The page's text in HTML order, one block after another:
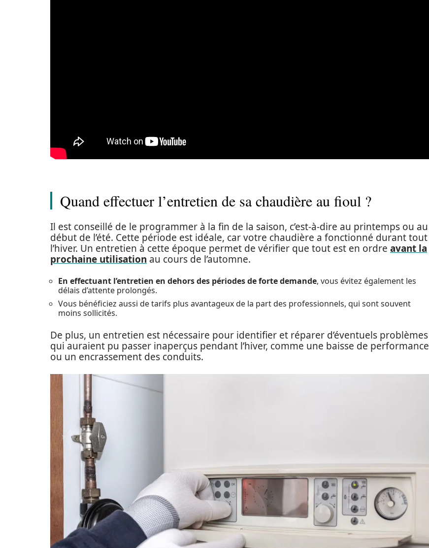
Quand effectuer l’entretien de sa chaudière au fioul ?
Il est conseillé de le programmer à la fin de la saison, c’est-à-dire au printemps ou au
début de l’été. Cette période est idéale, car votre chaudière a fonctionné durant tout
l’hiver. Un entretien à cette époque permet de vérifier que tout est en ordre avant la
prochaine utilisation au cours de l’automne.
En effectuant l’entretien en dehors des périodes de forte demande, vous évitez également les
délais d’attente prolongés.
Vous bénéficiez aussi de tarifs plus avantageux de la part des professionnels, qui sont souvent
moins sollicités.
De plus, un entretien est nécessaire pour identifier et réparer d’éventuels problèmes
qui auraient pu passer inaperçus pendant l’hiver, comme une baisse de performance
ou un encrassement des conduits.